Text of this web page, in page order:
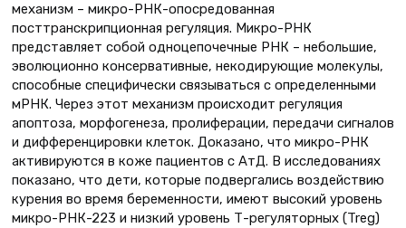
механизм – микро-РНК-опосредованная
посттранскрипционная регуляция. Микро-РНК
представляет собой одноцепочечные РНК – небольшие,
эволюционно консервативные, некодирующие молекулы,
способные специфически связываться с определенными
мРНК. Через этот механизм происходит регуляция
апоптоза, морфогенеза, пролиферации, передачи сигналов
и дифференцировки клеток. Доказано, что микро-РНК
активируются в коже пациентов с АтД. В исследованиях
показано, что дети, которые подвергались воздействию
курения во время беременности, имеют высокий уровень
микро-РНК-223 и низкий уровень Т-регуляторных (Treg)